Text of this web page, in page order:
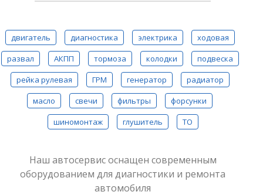
двигатель диагностика электрика
ходовая
развал
АКПП тормоза колодки
подвеска
рейка рулевая
ГРМ генератор
радиатор
масло
свечи фильтры
форсунки
шиномонтаж
глушитель ТО
Наш автосервис оснащен современным
оборудованием для диагностики и ремонта
автомобиля